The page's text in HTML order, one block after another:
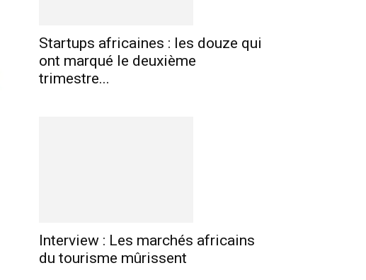
Startups africaines : les douze qui
ont marqué le deuxième
trimestre...
Interview : Les marchés africains
du tourisme mûrissent